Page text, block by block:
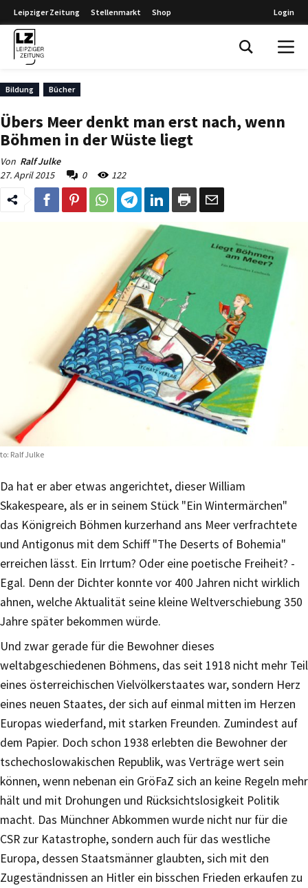
Leipziger Zeitung Stellenmarkt Shop Login
Bildung Bücher
Übers Meer denkt man erst nach, wenn
Böhmen in der Wüste liegt
Von Ralf Julke
27. April 2015
0 122
Ralf Julke
Da hat er aber etwas angerichtet, dieser William
Skakespeare, als er in seinem Stück "Ein Wintermärchen"
das Königreich Böhmen kurzerhand ans Meer verfrachtete
und Antigonus mit dem Schiff "The Deserts of Bohemia"
erreichen lässt. Ein Irrtum? Oder eine poetische Freiheit? -
Egal. Denn der Dichter konnte vor 400 Jahren nicht wirklich
ahnen, welche Aktualität seine kleine Weltverschiebung 350
Jahre später bekommen würde.
Und zwar gerade für die Bewohner dieses
weltabgeschiedenen Böhmens, das seit 1918 nicht mehr Teil
eines österreichischen Vielvölkerstaates war, sondern Herz
eines neuen Staates, der sich auf einmal mitten im Herzen
Europas wiederfand, mit starken Freunden. Zumindest auf
dem Papier. Doch schon 1938 erlebten die Bewohner der
tschechoslowakischen Republik, was Verträge wert sein
können, wenn nebenan ein GröFaZ sich an keine Regeln mehr
hält und mit Drohungen und Rücksichtslosigkeit Politik
macht. Das Münchner Abkommen wurde nicht nur für die
CSR zur Katastrophe, sondern auch für das westliche
Europa, dessen Staatsmänner glaubten, sich mit den
Zugeständnissen an Hitler ein bisschen Frieden erkaufen zu